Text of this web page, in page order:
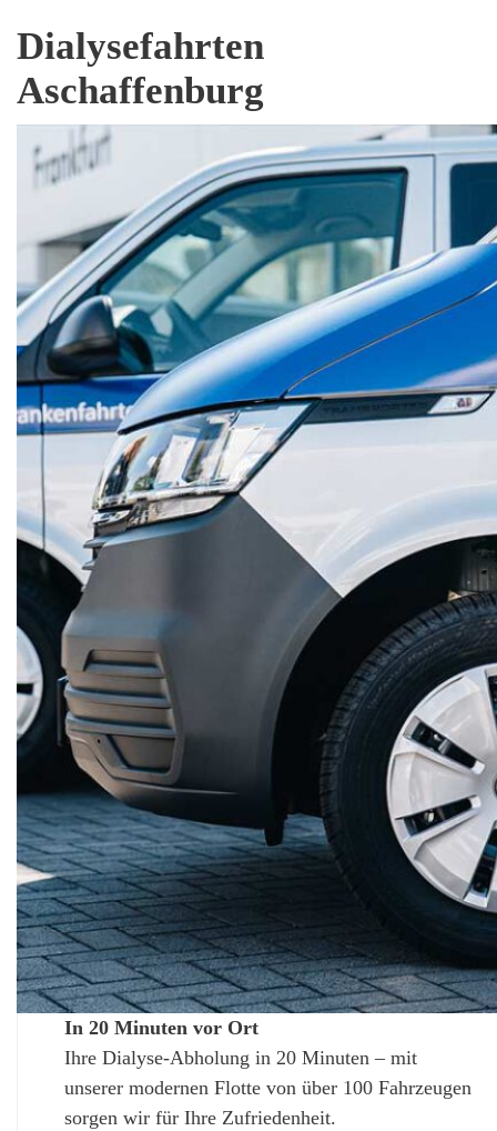
Dialysefahrten
Aschaffenburg
In 20 Minuten vor Ort
Ihre Dialyse-Abholung in 20 Minuten – mit
unserer modernen Flotte von über 100 Fahrzeugen
sorgen wir für Ihre Zufriedenheit.